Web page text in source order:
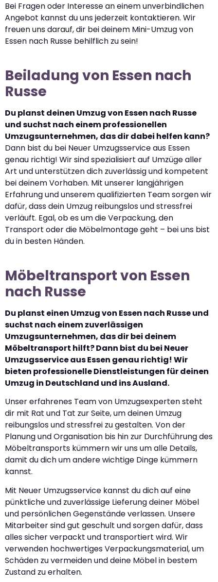
Bei Fragen oder Interesse an einem unverbindlichen
Angebot kannst du uns jederzeit kontaktieren. Wir
freuen uns darauf, dir bei deinem Mini-Umzug von
Essen nach Russe behilflich zu sein!
Beiladung von Essen nach
Russe
Du planst deinen Umzug von Essen nach Russe
und suchst nach einem professionellen
Umzugsunternehmen, das dir dabei helfen kann?
Dann bist du bei Neuer Umzugsservice aus Essen
genau richtig! Wir sind spezialisiert auf Umzüge aller
Art und unterstützen dich zuverlässig und kompetent
bei deinem Vorhaben. Mit unserer langjährigen
Erfahrung und unserem qualifizierten Team sorgen wir
dafür, dass dein Umzug reibungslos und stressfrei
verläuft. Egal, ob es um die Verpackung, den
Transport oder die Möbelmontage geht – bei uns bist
du in besten Händen.
Möbeltransport von Essen
nach Russe
Du planst einen Umzug von Essen nach Russe und
suchst nach einem zuverlässigen
Umzugsunternehmen, das dir bei deinem
Möbeltransport hilft? Dann bist du bei Neuer
Umzugsservice aus Essen genau richtig! Wir
bieten professionelle Dienstleistungen für deinen
Umzug in Deutschland und ins Ausland.
Unser erfahrenes Team von Umzugsexperten steht
dir mit Rat und Tat zur Seite, um deinen Umzug
reibungslos und stressfrei zu gestalten. Von der
Planung und Organisation bis hin zur Durchführung des
Möbeltransports kümmern wir uns um alle Details,
damit du dich um andere wichtige Dinge kümmern
kannst.
Mit Neuer Umzugsservice kannst du dich auf eine
pünktliche und zuverlässige Lieferung deiner Möbel
und persönlichen Gegenstände verlassen. Unsere
Mitarbeiter sind gut geschult und sorgen dafür, dass
alles sicher verpackt und transportiert wird. Wir
verwenden hochwertiges Verpackungsmaterial, um
Schäden zu vermeiden und deine Möbel in bestem
Zustand zu erhalten.